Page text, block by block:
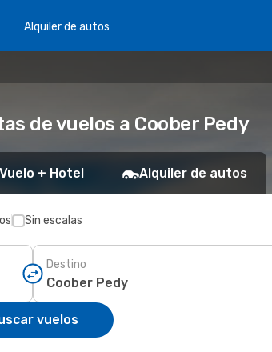
Alquiler de autos
de vuelos a Coober Pedy
Vuelo + Hotel Alquiler de autos
Sin escalas
Destino
vuelos